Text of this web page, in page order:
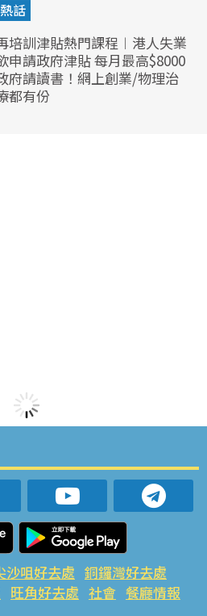
熱話
培訓津貼熱門課程︱港人失業
申請政府津貼 每月最高$8000
府請讀書！網上創業/物理治
都有份
沙咀好去處 銅鑼灣好去處
旺角好去處 社會 餐廳情報